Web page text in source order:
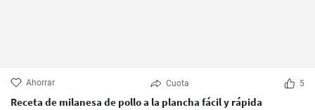
Ahorrar Cuota 5
Receta de milanesa de pollo a la plancha fácil y rápida